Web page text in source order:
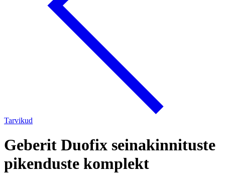
Tarvikud
Geberit Duofix seinakinnituste
pikenduste komplekt